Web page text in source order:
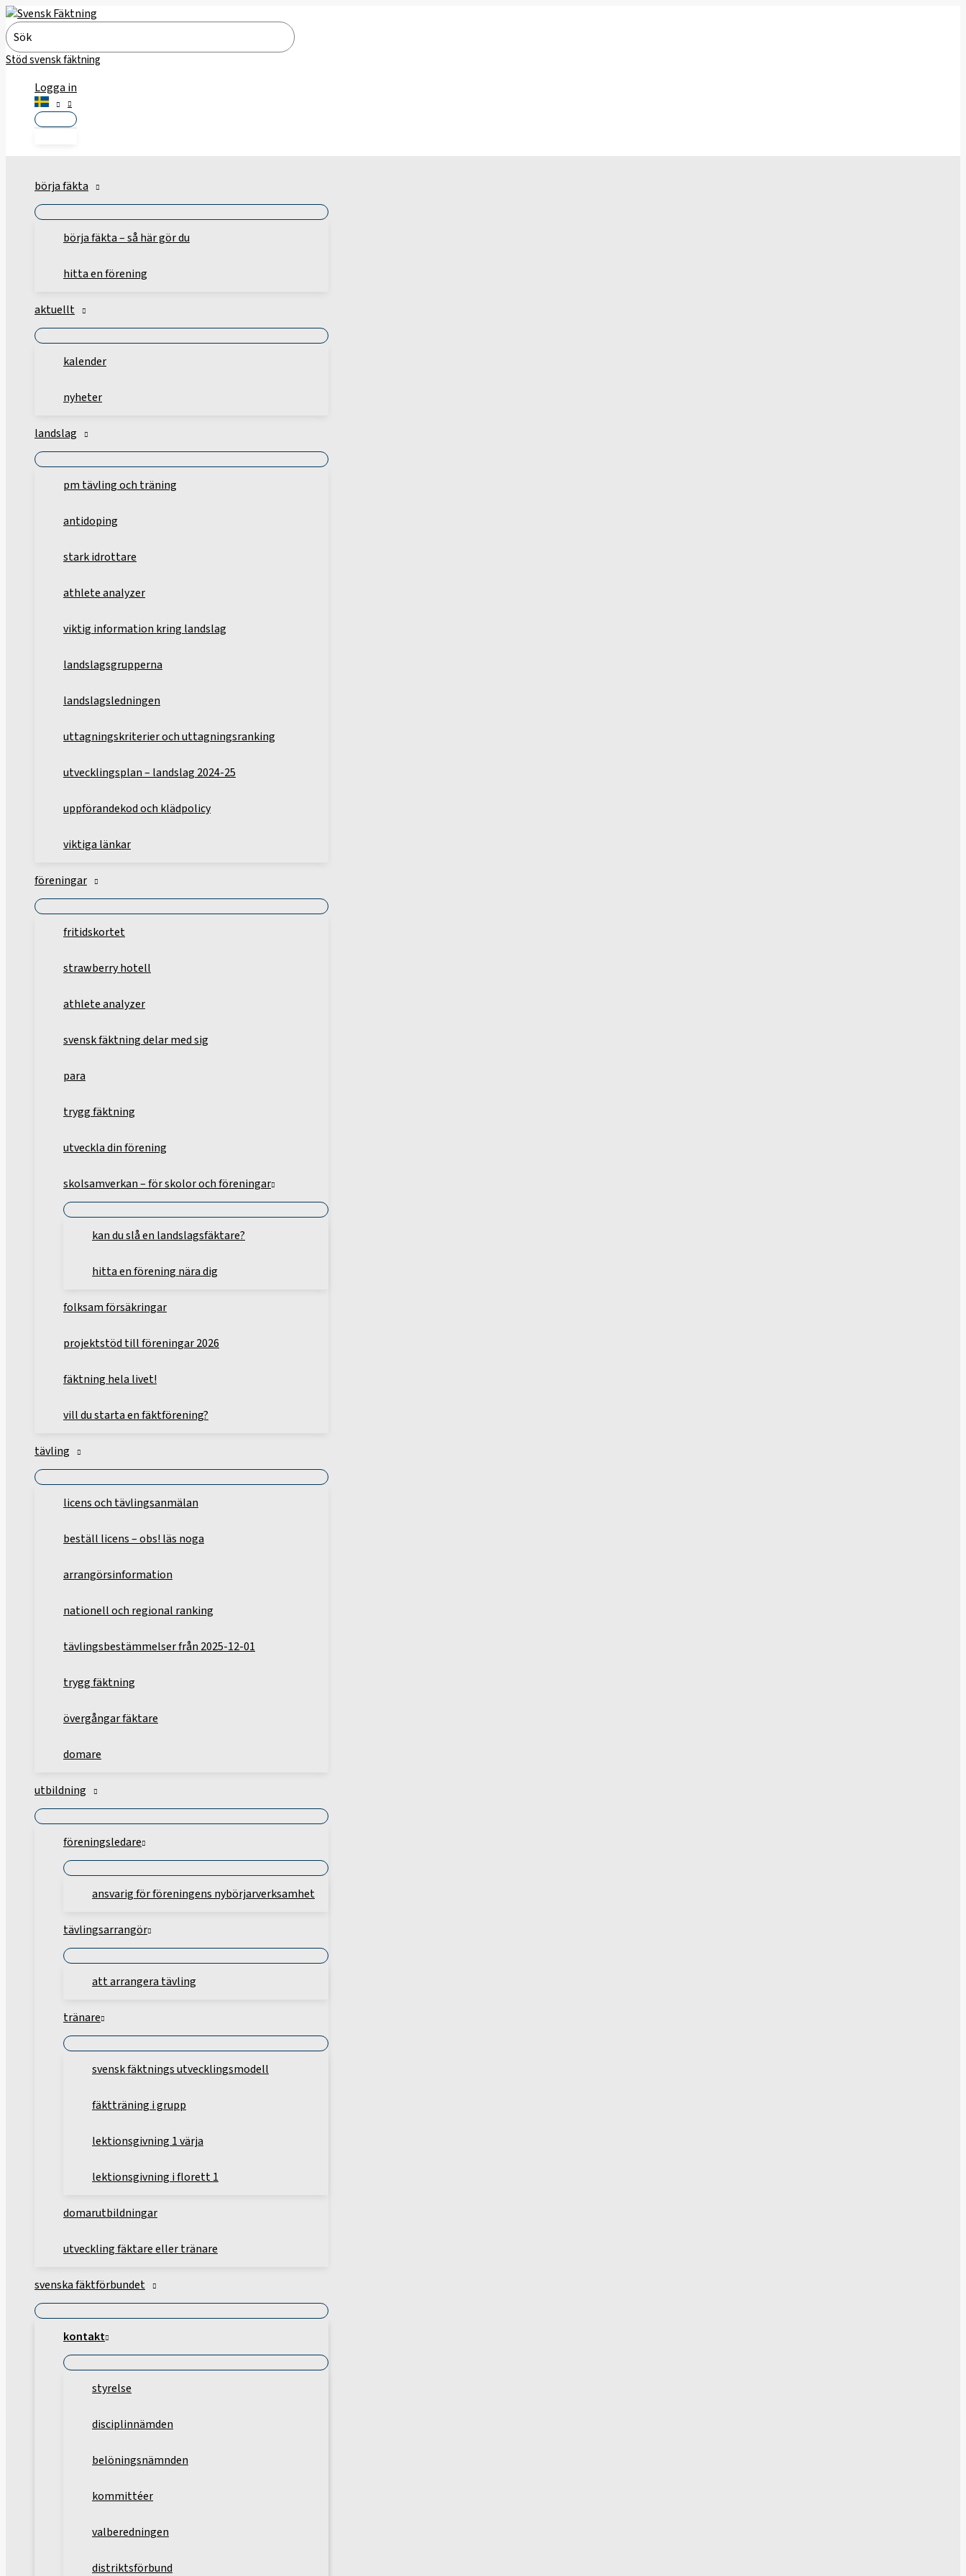
Hoppa
till
innehåll
Search
for:
Stöd svensk fäktning
Logga in
börja fäkta
börja fäkta – så här gör du
hitta en förening
aktuellt
kalender
nyheter
landslag
pm tävling och träning
antidoping
stark idrottare
athlete analyzer
viktig information kring landslag
landslagsgrupperna
landslagsledningen
uttagningskriterier och uttagningsranking
utvecklingsplan – landslag 2024-25
uppförandekod och klädpolicy
viktiga länkar
föreningar
fritidskortet
strawberry hotell
athlete analyzer
svensk fäktning delar med sig
para
trygg fäktning
utveckla din förening
skolsamverkan – för skolor och föreningar
kan du slå en landslagsfäktare?
hitta en förening nära dig
folksam försäkringar
projektstöd till föreningar 2026
fäktning hela livet!
vill du starta en fäktförening?
tävling
licens och tävlingsanmälan
beställ licens – obs! läs noga
arrangörsinformation
nationell och regional ranking
tävlingsbestämmelser från 2025-12-01
trygg fäktning
övergångar fäktare
domare
utbildning
föreningsledare
ansvarig för föreningens nybörjarverksamhet
tävlingsarrangör
att arrangera tävling
tränare
svensk fäktnings utvecklingsmodell
fäktträning i grupp
lektionsgivning 1 värja
lektionsgivning i florett 1
domarutbildningar
utveckling fäktare eller tränare
svenska fäktförbundet
kontakt
styrelse
disciplinnämden
belöningsnämnden
kommittéer
valberedningen
distriktsförbund